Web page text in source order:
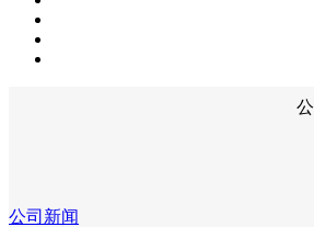
公司新闻